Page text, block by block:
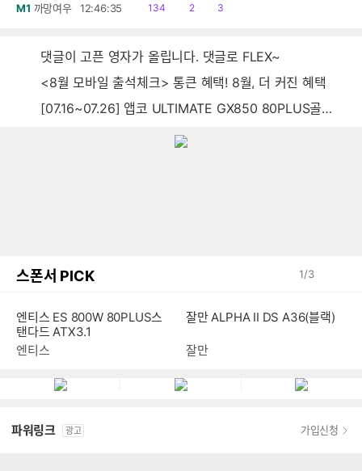
M1 까망여우 12:46:35
읽
134
공
2
댓
3
댓글이 고픈 영자가 올립니다. 댓글로 FLEX~
<8월 모바일 출석체크> 통큰 혜택! 8월, 더 커진 혜택
[07.16~07.26] 앱코 ULTIMATE GX850 80PLUS골드 풀모듈러 ATX3.0 블랙
스폰서 PICK 1/3
엔티스 ES 800W 80PLUS스
탠다드 ATX3.1
엔티스
잘만 ALPHA II DS A36(블랙)
잘만
파워링크 광고 가입신청